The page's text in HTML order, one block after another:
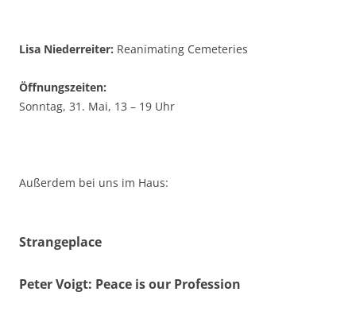
Lisa Niederreiter: Reanimating Cemeteries
Öffnungszeiten:
Sonntag, 31. Mai, 13 – 19 Uhr
Außerdem bei uns im Haus:
Strangeplace
Peter Voigt: Peace is our Profession